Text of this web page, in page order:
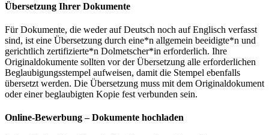
Übersetzung Ihrer Dokumente
Für Dokumente, die weder auf Deutsch noch auf Englisch verfasst
sind, ist eine Übersetzung durch eine*n allgemein beeidigte*n und
gerichtlich zertifizierte*n Dolmetscher*in erforderlich. Ihre
Originaldokumente sollten vor der Übersetzung alle erforderlichen
Beglaubigungsstempel aufweisen, damit die Stempel ebenfalls
übersetzt werden. Die Übersetzung muss mit dem Originaldokument
oder einer beglaubigten Kopie fest verbunden sein.
Online-Bewerbung – Dokumente hochladen